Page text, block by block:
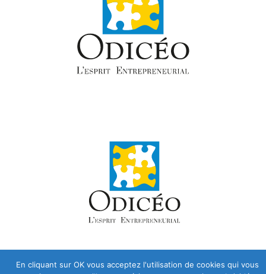
En cliquant sur OK vous acceptez l'utilisation de cookies qui vous